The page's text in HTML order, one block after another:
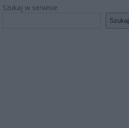
Szukaj w serwisie
Szukaj